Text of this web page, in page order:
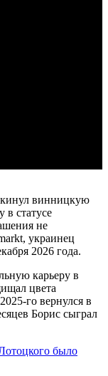
винницкую
в статусе
не
украинец
2026 года.
карьеру в
цвета
го вернулся в
Борис сыграл
было